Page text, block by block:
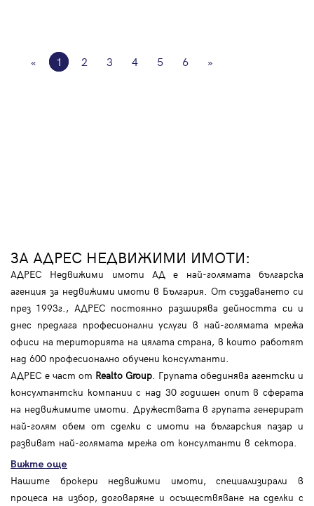
« 1 2 3 4 5 6 »
ЗА АДРЕС НЕДВИЖИМИ ИМОТИ:
АДРЕС Недвижими имоти АД е най-голямата българска
агенция за недвижими имоти в България. От създаването си
през 1993г., АДРЕС постоянно разширява дейността си и
днес предлага професионални услуги в най-голямата мрежа
офиси на територията на цялата страна, в които работят
над 600 професионално обучени консултанти.
АДРЕС е част от Realto Group. Групата обединява агентски и
консултантски компании с над 30 годишен опит в сферата
на недвижимите имоти. Дружествата в групата генерират
най-голям обем от сделки с имоти на българския пазар и
развиват най-голямата мрежа от консултанти в сектора.
Вижте още
Нашите брокери недвижими имоти, специализирали в
процеса на избор, договаряне и осъществяване на сделки с